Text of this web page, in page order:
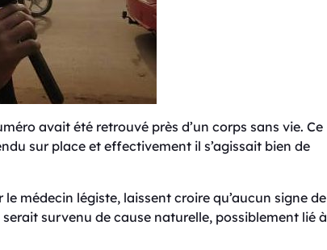
avait été retrouvé près d’un corps sans vie. Ce
sur place et effectivement il s’agissait bien de
médecin légiste, laissent croire qu’aucun signe de
survenu de cause naturelle, possiblement lié à